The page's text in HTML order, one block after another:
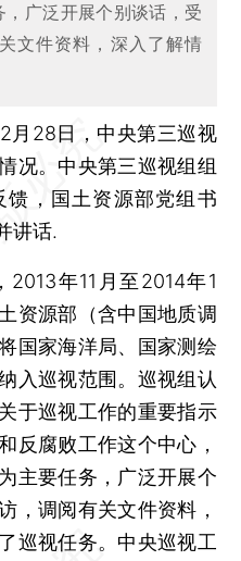
广泛开展个别谈话，受
文件资料，深入了解情
28日，中央第三巡视
况。中央第三巡视组组
，国土资源部党组书
讲话.
年11月至2014年1
资源部（含中国地质调
国家海洋局、国家测绘
入巡视范围。巡视组认
于巡视工作的重要指示
反腐败工作这个中心，
主要任务，广泛开展个
，调阅有关文件资料，
巡视任务。中央巡视工